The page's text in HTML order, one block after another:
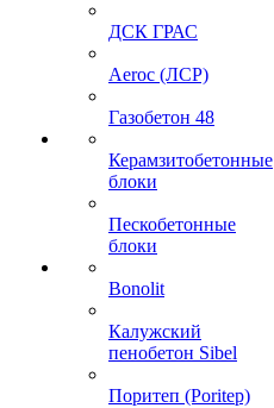
ДСК ГРАС
Aeroc (ЛСР)
Газобетон 48
Керамзитобетонные
блоки
Пескобетонные
блоки
Bonolit
Калужский
пенобетон Sibel
Поритеп (Poritep)